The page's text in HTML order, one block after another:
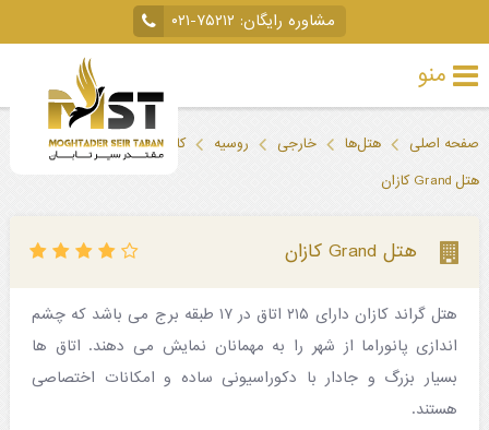
مشاوره رایگان: ۰۲۱-۷۵۲۱۲
منو
داخلی
لحظه
آخری
جاذبه‌های
صفحه اصلی هتل‌ها خارجی روسیه
کازان (تاتارستان)
هتل Grand کازان
هتل Grand کازان
هتل گراند کازان دارای ۲۱۵ اتاق در ۱۷ طبقه برج می باشد که چشم
اندازی پانوراما از شهر را به مهمانان نمایش می دهند. اتاق ها
بسیار بزرگ و جادار با دکوراسیونی ساده و امکانات اختصاصی
هستند.